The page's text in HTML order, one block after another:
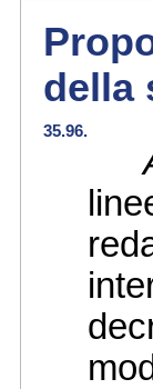
della
35.96.